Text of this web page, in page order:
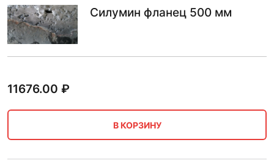
Силумин фланец 500 мм
11676.00 ₽
В КОРЗИНУ